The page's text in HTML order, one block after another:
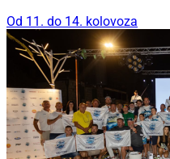
Od 11. do 14. kolovoza